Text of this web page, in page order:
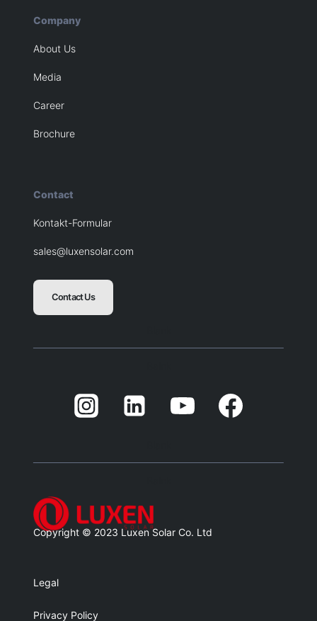
Company
About Us
Media
Career
Brochure
Contact
Kontakt-Formular
sales@luxensolar.com
Contact Us
Copyright © 2023 Luxen Solar Co. Ltd
Legal
Privacy Policy